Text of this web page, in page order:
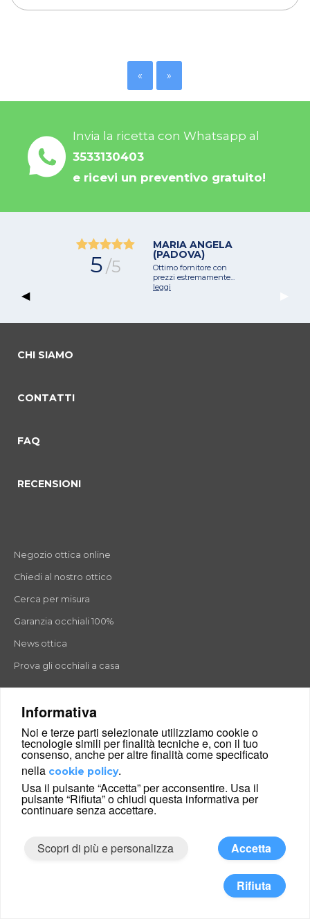
« »
Informativa
Noi e terze parti selezionate utilizziamo cookie o
tecnologie simili per finalità tecniche e, con il tuo
consenso, anche per altre finalità come specificato
nella cookie policy.
Usa il pulsante “Accetta” per acconsentire. Usa il
pulsante “Rifiuta” o chiudi questa informativa per
continuare senza accettare.
Scopri di più e personalizza Accetta
Rifiuta
Invia la ricetta con Whatsapp al
3533130403
e ricevi un preventivo gratuito!
Previous Slide
◀︎
5/5
MARIA ANGELA
(PADOVA)
Ottimo fornitore con
prezzi estremamente...
leggi
CHI SIAMO
CONTATTI
FAQ
RECENSIONI
Negozio ottica online
Chiedi al nostro ottico
Cerca per misura
Garanzia occhiali 100%
News ottica
Prova gli occhiali a casa
Ray-Ban
Guess
Armani
Ultem Clip-on